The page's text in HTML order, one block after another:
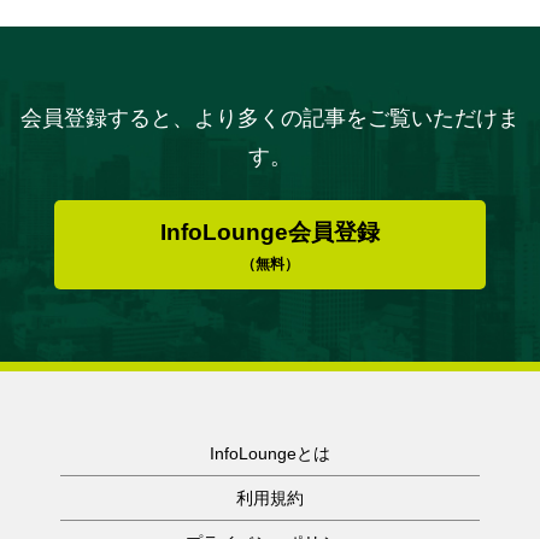
会員登録すると、より多くの記事をご覧いただけま
す。
InfoLounge会員登録
（無料）
InfoLoungeとは
利用規約